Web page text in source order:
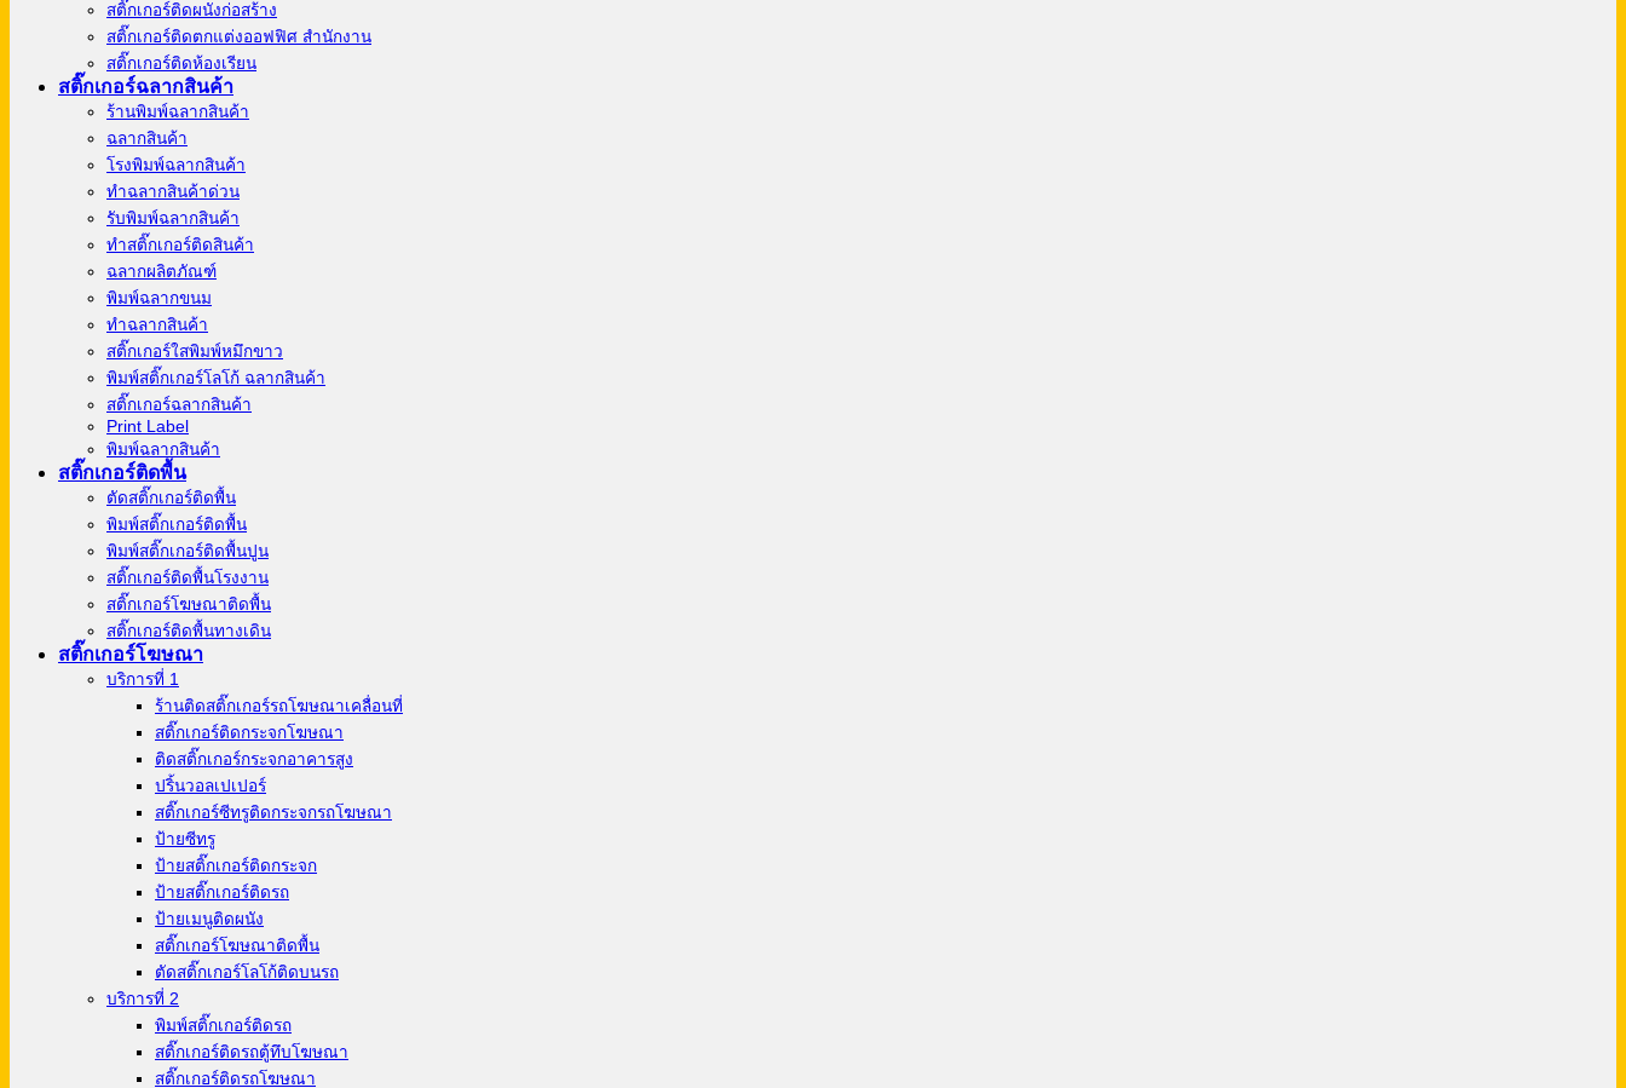
สติ๊กเกอร์ติดผนังก่อสร้าง
สติ๊กเกอร์ติดตกแต่งออฟฟิศ สำนักงาน
สติ๊กเกอร์ติดห้องเรียน
สติ๊กเกอร์ฉลากสินค้า
ร้านพิมพ์ฉลากสินค้า
ฉลากสินค้า
โรงพิมพ์ฉลากสินค้า
ทำฉลากสินค้าด่วน
รับพิมพ์ฉลากสินค้า
ทำสติ๊กเกอร์ติดสินค้า
ฉลากผลิตภัณฑ์
พิมพ์ฉลากขนม
ทำฉลากสินค้า
สติ๊กเกอร์ใสพิมพ์หมึกขาว
พิมพ์สติ๊กเกอร์โลโก้ ฉลากสินค้า
สติ๊กเกอร์ฉลากสินค้า
Print Label
พิมพ์ฉลากสินค้า
สติ๊กเกอร์ติดพื้น
ตัดสติ๊กเกอร์ติดพื้น
พิมพ์สติ๊กเกอร์ติดพื้น
พิมพ์สติ๊กเกอร์ติดพื้นปูน
สติ๊กเกอร์ติดพื้นโรงงาน
สติ๊กเกอร์โฆษณาติดพื้น
สติ๊กเกอร์ติดพื้นทางเดิน
สติ๊กเกอร์โฆษณา
บริการที่ 1
ร้านติดสติ๊กเกอร์รถโฆษณาเคลื่อนที่
สติ๊กเกอร์ติดกระจกโฆษณา
ติดสติ๊กเกอร์กระจกอาคารสูง
ปริ้นวอลเปเปอร์
สติ๊กเกอร์ซีทรูติดกระจกรถโฆษณา
ป้ายซีทรู
ป้ายสติ๊กเกอร์ติดกระจก
ป้ายสติ๊กเกอร์ติดรถ
ป้ายเมนูติดผนัง
สติ๊กเกอร์โฆษณาติดพื้น
ตัดสติ๊กเกอร์โลโก้ติดบนรถ
บริการที่ 2
พิมพ์สติ๊กเกอร์ติดรถ
สติ๊กเกอร์ติดรถตู้ทึบโฆษณา
สติ๊กเกอร์ติดรถโฆษณา